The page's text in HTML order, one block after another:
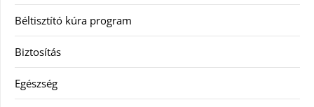
Béltisztító kúra program
Biztosítás
Egészség